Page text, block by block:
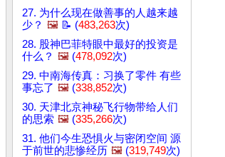
27. 为什么现在做善事的人越来越
少？ 🖼️ 📝 (483,263次)
28. 股神巴菲特眼中最好的投资是
什么？ 🖼️ (478,092次)
29. 中南海传真：习换了零件 有些
事忘了 🖼️ (338,852次)
30. 天津北京神秘飞行物带给人们
的思索 🖼️ (335,266次)
31. 他们今生恐惧火与密闭空间 源
于前世的悲惨经历 🖼️ (319,749次)